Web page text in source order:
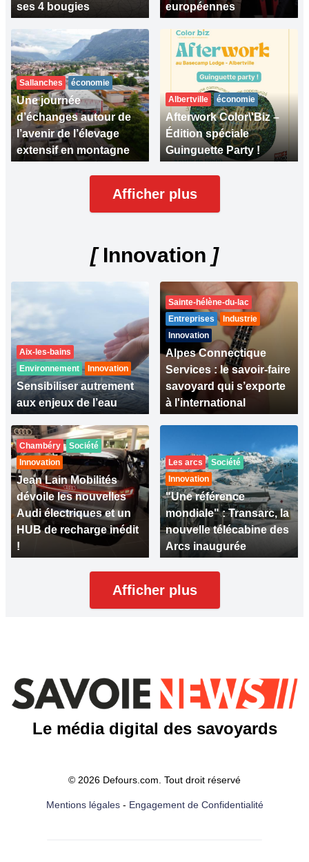
ses 4 bougies
européennes
Sallanches économie
Une journée
d’échanges autour de
l’avenir de l’élevage
extensif en montagne
Albertville économie
Afterwork Color\'Biz –
Édition spéciale
Guinguette Party !
Afficher plus
[Innovation ]
Aix-les-bains
Environnement
Innovation
Sensibiliser autrement
aux enjeux de l’eau
Sainte-hélène-du-lac
Entreprises
Industrie
Innovation
Alpes Connectique
Services : le savoir-faire
savoyard qui s’exporte
à l'international
Chambéry
Société
Innovation
Jean Lain Mobilités
dévoile les nouvelles
Audi électriques et un
HUB de recharge inédit
!
Les arcs
Société
Innovation
"Une référence
mondiale" : Transarc, la
nouvelle télécabine des
Arcs inaugurée
Afficher plus
Le média digital des savoyards
© 2026 Defours.com. Tout droit réservé
Mentions légales- Engagement de Confidentialité